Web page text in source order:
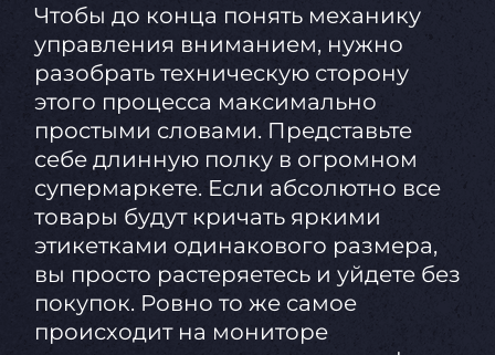
Чтобы до конца понять механику
управления вниманием, нужно
разобрать техническую сторону
этого процесса максимально
простыми словами. Представьте
себе длинную полку в огромном
супермаркете. Если абсолютно все
товары будут кричать яркими
этикетками одинакового размера,
вы просто растеряетесь и уйдете без
покупок. Ровно то же самое
происходит на мониторе